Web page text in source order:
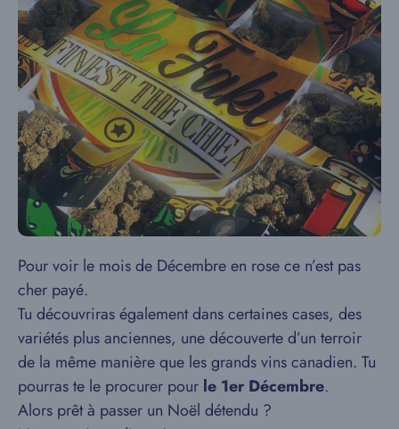
Pour voir le mois de Décembre en rose ce n’est pas
cher payé.
Tu découvriras également dans certaines cases, des
variétés plus anciennes, une découverte d’un terroir
de la même manière que les grands vins canadien. Tu
pourras te le procurer pour le 1er Décembre.
Alors prêt à passer un Noël détendu ?